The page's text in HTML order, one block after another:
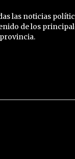
las noticias
de los